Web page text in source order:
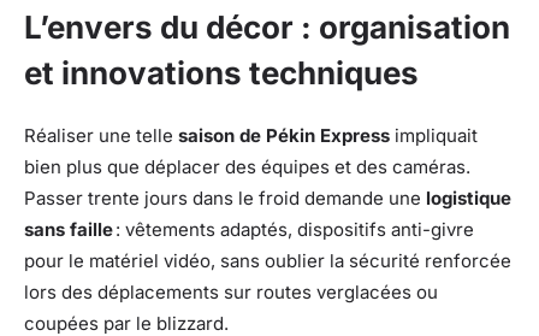
L’envers du décor : organisation
et innovations techniques
Réaliser une telle saison de Pékin Express impliquait
bien plus que déplacer des équipes et des caméras.
Passer trente jours dans le froid demande une logistique
sans faille: vêtements adaptés, dispositifs anti-givre
pour le matériel vidéo, sans oublier la sécurité renforcée
lors des déplacements sur routes verglacées ou
coupées par le blizzard.